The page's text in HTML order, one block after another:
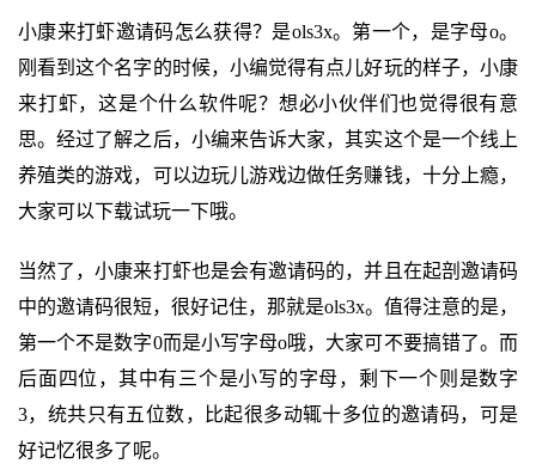
小康来打虾邀请码怎么获得？是ols3x。第一个，是字母o。
刚看到这个名字的时候，小编觉得有点儿好玩的样子，小康
来打虾，这是个什么软件呢？想必小伙伴们也觉得很有意
思。经过了解之后，小编来告诉大家，其实这个是一个线上
养殖类的游戏，可以边玩儿游戏边做任务赚钱，十分上瘾，
大家可以下载试玩一下哦。
当然了，小康来打虾也是会有邀请码的，并且在起剖邀请码
中的邀请码很短，很好记住，那就是ols3x。值得注意的是，
第一个不是数字0而是小写字母o哦，大家可不要搞错了。而
后面四位，其中有三个是小写的字母，剩下一个则是数字
3，统共只有五位数，比起很多动辄十多位的邀请码，可是
好记忆很多了呢。